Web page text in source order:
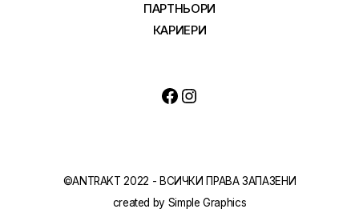
ПАРТНЬОРИ
КАРИЕРИ
Facebook
Instagram
©ANTRAKT 2022 - ВСИЧКИ ПРАВА ЗАПАЗЕНИ
created by Simple Graphics